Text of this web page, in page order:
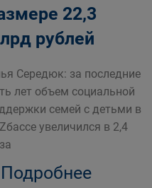
22,3
рублей
Середюк: за последние
лет объем социальной
семей с детьми в
увеличился в 2,4
Подробнее